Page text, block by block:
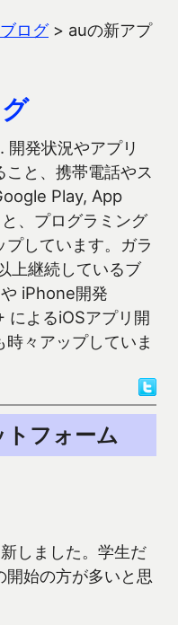
ログ> auの新アプ
発状況やアプリ
こと、携帯電話やス
Play, App
、プログラミング
しています。ガラ
上継続しているブ
iPhone開発
によるiOSアプリ開
々アップしていま
フォーム
しました。学生だ
開始の方が多いと思